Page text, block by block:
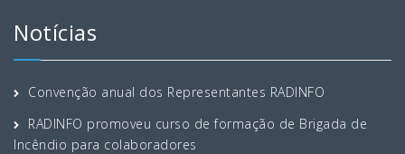
Notícias
Convenção anual dos Representantes RADINFO
RADINFO promoveu curso de formação de Brigada de
Incêndio para colaboradores